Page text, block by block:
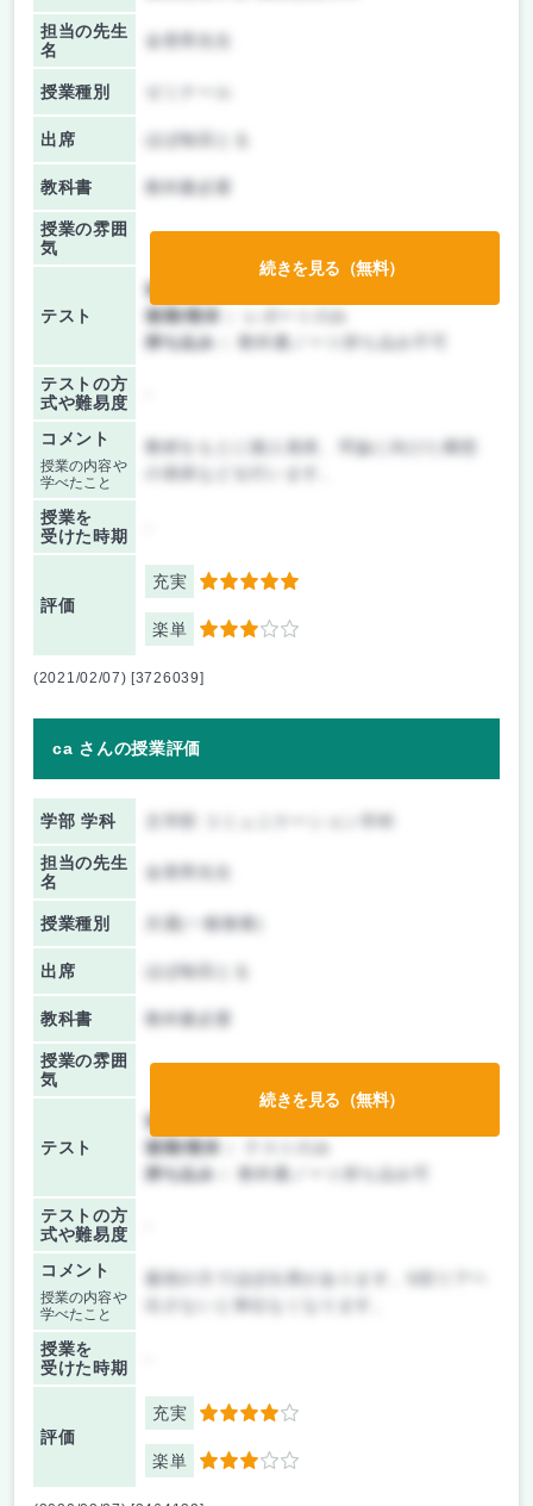
担当の先生
名
金香男先生
授業種別
出席 ほぼ毎回とる
教科書 教科書必要
授業の雰囲
気
テスト
前期/中間：
後期/期末：
持ち込み：
教科書ノート持ち込み不可
テストの方
式や難易度
コメント
授業の内容や
学べたこと
教材をもとに個人発表、卒論に向けた構想
授業を
受けた時期
評価
充実 5
楽単 3
続きを見る（無料）
(2021/02/07) [3726039]
ca さんの授業評価
学部 学科
担当の先生
名
金香男先生
授業種別 共通(一般教養)
出席 ほぼ毎回とる
教科書 教科書必要
授業の雰囲
気
テスト
前期/中間：
後期/期末：
持ち込み：
教科書ノート持ち込み可
テストの方
式や難易度
コメント
授業の内容や
学べたこと
最初の方でほぼ出席があります。5回リアペ
授業を
受けた時期
評価
充実 4
楽単 3
続きを見る（無料）